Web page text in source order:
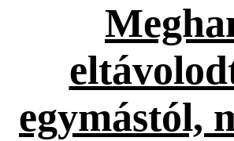
egymástól,